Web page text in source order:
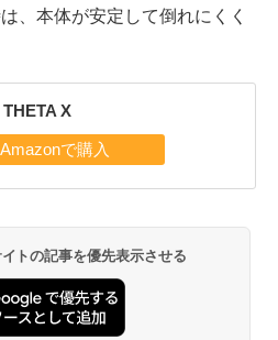
、本体が安定して倒れにくく
X
トの記事を優先表示させる